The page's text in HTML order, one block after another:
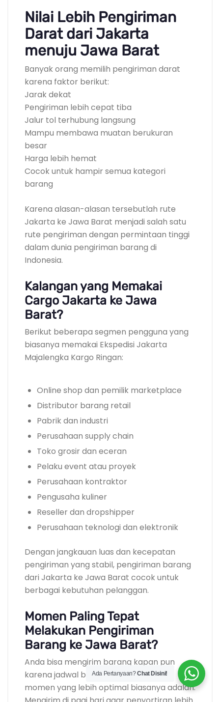
Nilai Lebih Pengiriman
Darat dari Jakarta
menuju Jawa Barat
Banyak orang memilih pengiriman darat
karena faktor berikut:
Jarak dekat
Pengiriman lebih cepat tiba
Jalur tol terhubung langsung
Mampu membawa muatan berukuran
besar
Harga lebih hemat
Cocok untuk hampir semua kategori
barang
Karena alasan-alasan tersebutlah rute
Jakarta ke Jawa Barat menjadi salah satu
rute pengiriman dengan permintaan tinggi
dalam dunia pengiriman barang di
Indonesia.
Kalangan yang Memakai
Cargo Jakarta ke Jawa
Barat?
Berikut beberapa segmen pengguna yang
biasanya memakai Ekspedisi Jakarta
Majalengka Kargo Ringan:
Online shop dan pemilik marketplace
Distributor barang retail
Pabrik dan industri
Perusahaan supply chain
Toko grosir dan eceran
Pelaku event atau proyek
Perusahaan kontraktor
Pengusaha kuliner
Reseller dan dropshipper
Perusahaan teknologi dan elektronik
Dengan jangkauan luas dan kecepatan
pengiriman yang stabil, pengiriman barang
dari Jakarta ke Jawa Barat cocok untuk
berbagai kebutuhan pelanggan.
Momen Paling Tepat
Melakukan Pengiriman
Barang ke Jawa Barat?
Anda bisa mengirim barang kapan pun
karena jadwal berjalan harian. Namun,
momen yang lebih optimal biasanya adalah:
Ada Pertanyaan?Chat Disini!